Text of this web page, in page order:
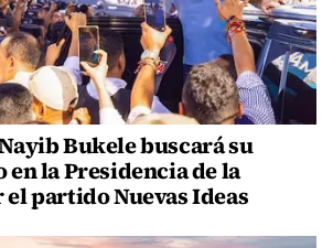
Bukele buscará su
la Presidencia de la
partido Nuevas Ideas